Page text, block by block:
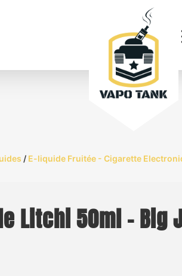
/ E-liquide Fruitée - Cigarette
Litchi 50ml – Big